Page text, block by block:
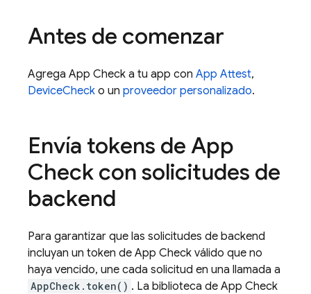
Antes de comenzar
Agrega App Check a tu app con App Attest,
DeviceCheck o un proveedor personalizado.
Envía tokens de App
Check con solicitudes de
backend
Para garantizar que las solicitudes de backend
incluyan un token de App Check válido que no
haya vencido, une cada solicitud en una llamada a
AppCheck.token() . La biblioteca de App Check